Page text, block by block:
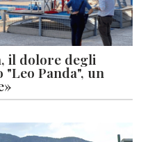
il dolore degli
Panda", un